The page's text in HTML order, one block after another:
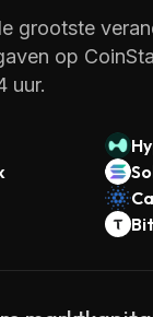
grootste
op
uur.